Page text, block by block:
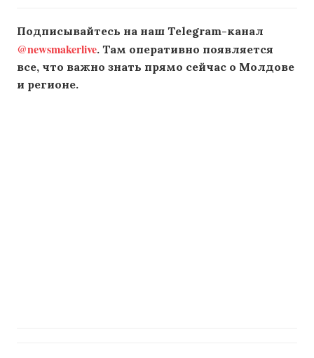
Подписывайтесь на наш Telegram-канал
@newsmakerlive. Там оперативно появляется
все, что важно знать прямо сейчас о Молдове
и регионе.